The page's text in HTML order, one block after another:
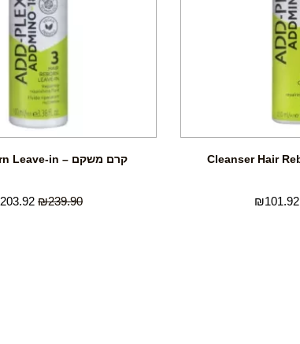
₪101.92
קרם משקם – Hair Reborn Leave-in
₪239.90
203.92